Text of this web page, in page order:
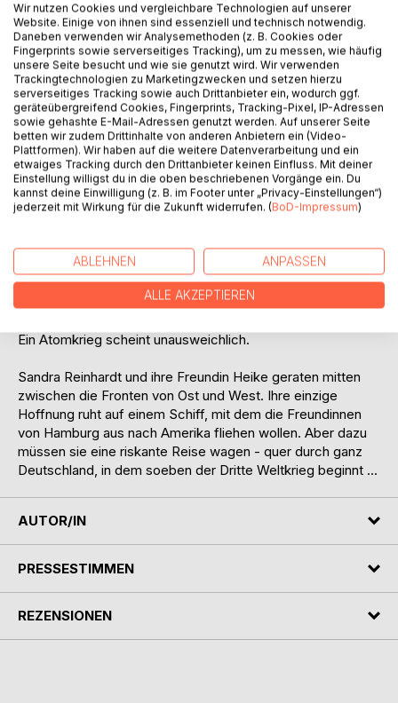
BESCHREIBUNG
Ost-Berlin, 9. November 1989:
Günter Schabowski verkündet bei einer Pressekonferenz
das neue Reisegesetz der DDR. Wenig später versammeln
sich tausende Menschen an der Berliner Mauer und
verläuft die deutsche Wiedervereinigung nicht friedlich.
Schon bald rückt das Militär in die Stadt ein und schlägt den
Freiheitsdrang der Bürger blutig nieder. Gleichzeitig rüsten
sich die Staaten des Warschauer Pakts zum Kampf gegen
Ein Atomkrieg scheint unausweichlich.
Sandra Reinhardt und ihre Freundin Heike geraten mitten
zwischen die Fronten von Ost und West. Ihre einzige
Hoffnung ruht auf einem Schiff, mit dem die Freundinnen
von Hamburg aus nach Amerika fliehen wollen. Aber dazu
müssen sie eine riskante Reise wagen - quer durch ganz
Deutschland, in dem soeben der Dritte Weltkrieg beginnt ...
AUTOR/IN
PRESSESTIMMEN
REZENSIONEN
Wir nutzen Cookies und vergleichbare Technologien auf unserer
Website. Einige von ihnen sind essenziell und technisch notwendig.
Daneben verwenden wir Analysemethoden (z. B. Cookies oder
Fingerprints sowie serverseitiges Tracking), um zu messen, wie häufig
unsere Seite besucht und wie sie genutzt wird. Wir verwenden
Trackingtechnologien zu Marketingzwecken und setzen hierzu
serverseitiges Tracking sowie auch Drittanbieter ein, wodurch ggf.
geräteübergreifend Cookies, Fingerprints, Tracking-Pixel, IP-Adressen
sowie gehashte E-Mail-Adressen genutzt werden. Auf unserer Seite
betten wir zudem Drittinhalte von anderen Anbietern ein (Video-
Plattformen). Wir haben auf die weitere Datenverarbeitung und ein
etwaiges Tracking durch den Drittanbieter keinen Einfluss. Mit deiner
Einstellung willigst du in die oben beschriebenen Vorgänge ein. Du
kannst deine Einwilligung (z. B. im Footer unter „Privacy-Einstellungen“)
jederzeit mit Wirkung für die Zukunft widerrufen. (BoD-Impressum)
ABLEHNEN ANPASSEN
ALLE AKZEPTIEREN